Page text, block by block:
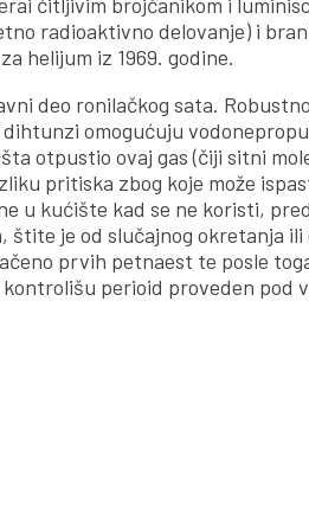
čitljivim brojčanikom i
radioaktivno delovanje) i
helijum iz 1969. godine.
deo ronilačkog sata.
omogućuju
otpustio ovaj gas (čiji sitni
pritiska zbog koje može
u kućište kad se ne koristi,
je od slučajnog okretanja
prvih petnaest te posle
perioid proveden pod